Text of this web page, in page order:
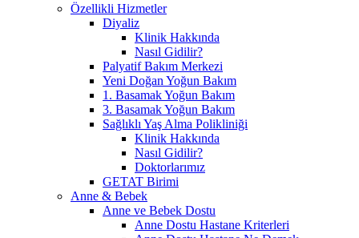
Özellikli Hizmetler
Diyaliz
Klinik Hakkında
Nasıl Gidilir?
Palyatif Bakım Merkezi
Yeni Doğan Yoğun Bakım
1. Basamak Yoğun Bakım
3. Basamak Yoğun Bakım
Sağlıklı Yaş Alma Polikliniği
Klinik Hakkında
Nasıl Gidilir?
Doktorlarımız
GETAT Birimi
Anne & Bebek
Anne ve Bebek Dostu
Anne Dostu Hastane Kriterleri